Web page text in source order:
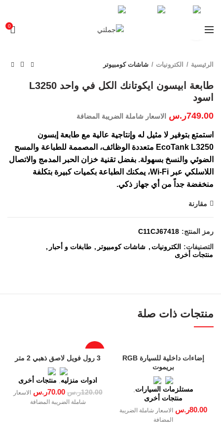
0
الرئيسية الكترونيات شاشات كومبيوتر
طابعة ابيسون ايكوتانك الكل في واحد L3250
اسود
749.00ر.س الاسعار شاملة الضريبة المضافة
استمتع بتوفير لا مثيل له وإنتاجية عالية مع طابعة إبسون
EcoTank L3250 متعددة الوظائف، المصممة للطباعة والمسح
الضوئي والنسخ بسهولة. بفضل تقنية خزان الحبر المدمج والاتصال
اللاسلكي عبر Wi-Fi، يمكنك الطباعة بكميات كبيرة بتكلفة
منخفضة جداً من أي جهاز ذكي.
مقارنة
رمز المنتج: C11CJ67418
التصنيفات:
الكترونيات , شاشات كومبيوتر , طابغات و أحبار ,
منتجات أخرى
منتجات ذات صلة
إضاءات داخلية للسيارة RGB
بريموت
مستلزمات السيارات,
منتجات أخرى
80.00ر.س
الاسعار شاملة الضريبة
المضافة
3 رول فويل لاصق ذهبي 2 متر
ادوات منزليه, منتجات أخرى
120.00ر.س 70.00ر.س
الاسعار
شاملة الضريبة المضافة